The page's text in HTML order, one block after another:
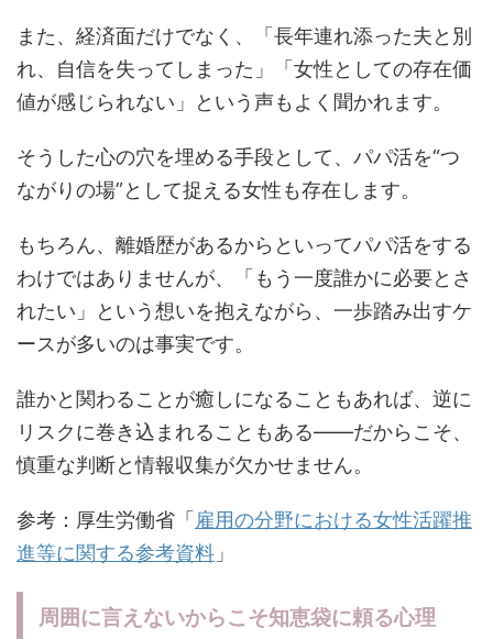
また、経済面だけでなく、「長年連れ添った夫と別
れ、自信を失ってしまった」「女性としての存在価
値が感じられない」という声もよく聞かれます。
そうした心の穴を埋める手段として、パパ活を“つ
ながりの場”として捉える女性も存在します。
もちろん、離婚歴があるからといってパパ活をする
わけではありませんが、「もう一度誰かに必要とさ
れたい」という想いを抱えながら、一歩踏み出すケ
ースが多いのは事実です。
誰かと関わることが癒しになることもあれば、逆に
リスクに巻き込まれることもある――だからこそ、
慎重な判断と情報収集が欠かせません。
参考：厚生労働省「雇用の分野における女性活躍推
進等に関する参考資料 」
周囲に言えないからこそ知恵袋に頼る心理